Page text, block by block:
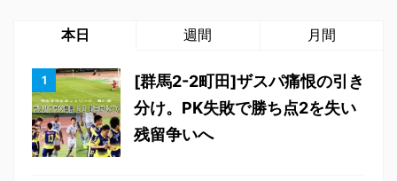
本日 週間 月間
[群馬2-2町田]ザスパ痛恨の引き
分け。PK失敗で勝ち点2を失い
残留争いへ